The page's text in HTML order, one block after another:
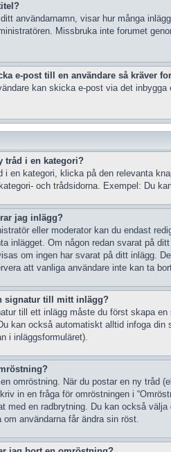
användarnamn, visar hur många
Missbruka inte forumet
e-post till en användare så kräver
kan skicka e-post via det
tråd i en kategori?
i en kategori, klicka på den relevanta
och trådsidorna. Exempel: Du
jag inlägg?
eller moderator kan du endast
inlägget. Om någon redan svarat på
om ingen har svarat på ditt inlägg.
att vanliga användare inte kan ta
signatur till mitt inlägg?
till ett inlägg måste du först skapa
kan också automatiskt alltid infoga din
i inläggsformuläret).
omröstning. När du postar en ny tråd
in en fråga för omröstningen i
med en radbrytning. Du kan också
användarna får ändra sin röst.